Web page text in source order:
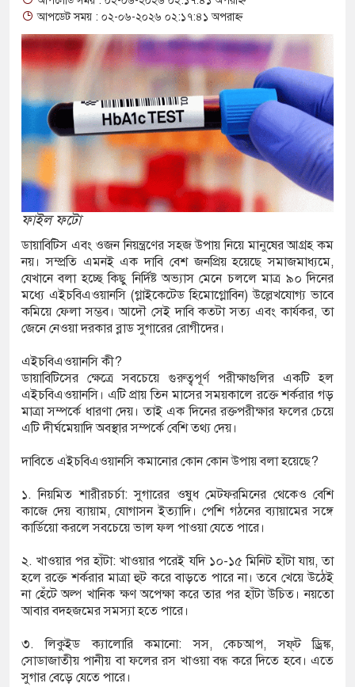
ধরতে গিয়ে পানিতে ডুবে শিশুর মৃত্যু
গাঁজাসহ দুই মাদক কারবারী গ্রেপ্তার
৩ মাদক কারবারি গ্রেপ্তার, আড়াই কেজি গাঁজা
কাজেম শাহ, আট ঘণ্টা বিমানে অপেক্ষার পর
মত চালু হলো শিশুদের সফট ইনডোর প্লে-গ্রাউন্ড
গ্রাউন্ড
গ্রেফতার-৮
অভিযানে নারীসহ মাদক কারবারি গ্রেফতার
পূর্ববিরোধের জেরে দুই পক্ষের সংঘর্ষ, আহত ৩০
পানিতে ডুবে গৃহবধূর মৃত্যু
রাজি না হওয়ায় তরুণীকে ‘চোর’ সাজিয়ে
আপডেট সময় : ০২-০৬-২০২৬ ০২:১৭:৪১ অপরাহ্ন
ফাইল ফটো
ডায়াবিটিস এবং ওজন নিয়ন্ত্রণের সহজ উপায় নিয়ে মানুষের আগ্রহ কম
নয়। সম্প্রতি এমনই এক দাবি বেশ জনপ্রিয় হয়েছে সমাজমাধ্যমে,
যেখানে বলা হচ্ছে কিছু নির্দিষ্ট অভ্যাস মেনে চললে মাত্র ৯০ দিনের
মধ্যে এইচবিএওয়ানসি (গ্লাইকেটেড হিমোগ্লোবিন) উল্লেখযোগ্য ভাবে
কমিয়ে ফেলা সম্ভব। আদৌ সেই দাবি কতটা সত্য এবং কার্যকর, তা
জেনে নেওয়া দরকার ব্লাড সুগারের রোগীদের।
এইচবিএওয়ানসি কী?
ডায়াবিটিসের ক্ষেত্রে সবচেয়ে গুরুত্বপূর্ণ পরীক্ষাগুলির একটি হল
এইচবিএওয়ানসি। এটি প্রায় তিন মাসের সময়কালে রক্তে শর্করার গড়
মাত্রা সম্পর্কে ধারণা দেয়। তাই এক দিনের রক্তপরীক্ষার ফলের চেয়ে
এটি দীর্ঘমেয়াদি অবস্থার সম্পর্কে বেশি তথ্য দেয়।
দাবিতে এইচবিএওয়ানসি কমানোর কোন কোন উপায় বলা হয়েছে?
১. নিয়মিত শারীরচর্চা: সুগারের ওষুধ মেটফরমিনের থেকেও বেশি
কাজে দেয় ব্যায়াম, যোগাসন ইত্যাদি। পেশি গঠনের ব্যায়ামের সঙ্গে
কার্ডিয়ো করলে সবচেয়ে ভাল ফল পাওয়া যেতে পারে।
২. খাওয়ার পর হাঁটা: খাওয়ার পরেই যদি ১০-১৫ মিনিট হাঁটা যায়, তা
হলে রক্তে শর্করার মাত্রা হুট করে বাড়তে পারে না। তবে খেয়ে উঠেই
না হেঁটে অল্প খানিক ক্ষণ অপেক্ষা করে তার পর হাঁটা উচিত। নয়তো
আবার বদহজমের সমস্যা হতে পারে।
৩. লিকুইড ক্যালোরি কমানো: সস, কেচআপ, সফ্‌ট ড্রিঙ্ক,
সোডাজাতীয় পানীয় বা ফলের রস খাওয়া বন্ধ করে দিতে হবে। এতে
সুগার বেড়ে যেতে পারে।